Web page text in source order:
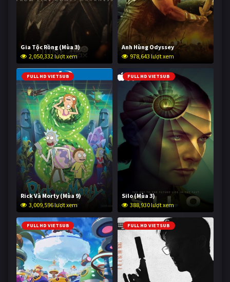
Gia Tộc Rồng (Mùa 3)
2,050,332 lượt xem
Anh Hùng Odyssey
978,643 lượt xem
FULL HD VIETSUB
Rick Và Morty (Mùa 9)
3,009,596 lượt xem
FULL HD VIETSUB
Silo (Mùa 3)
388,930 lượt xem
FULL HD VIETSUB FULL HD VIETSUB